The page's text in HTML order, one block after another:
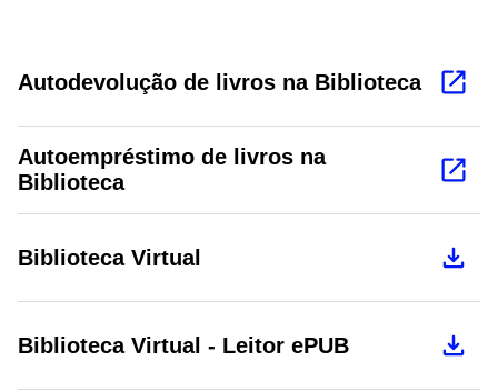
Autodevolução de livros na Biblioteca
Autoempréstimo de livros na
Biblioteca
Biblioteca Virtual
Biblioteca Virtual - Leitor ePUB